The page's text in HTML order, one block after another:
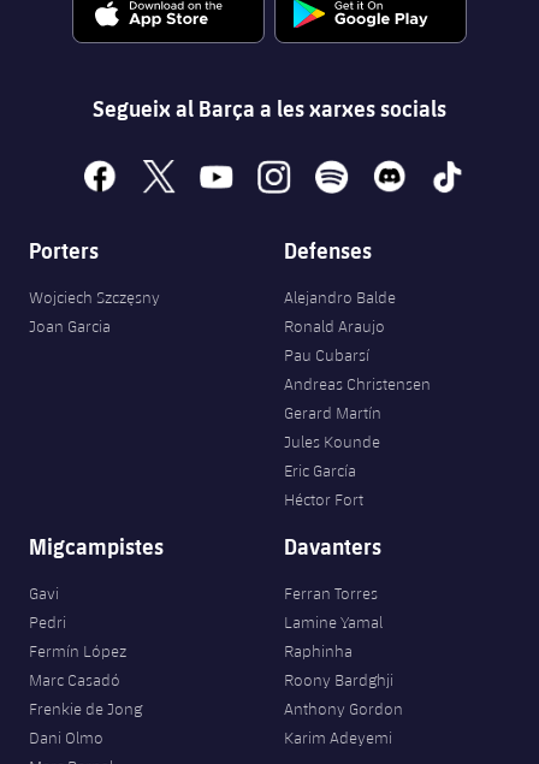
Segueix al Barça a les xarxes socials
facebook
x youtubeinstagramspotify discord tiktok
Porters
Wojciech Szczęsny
Joan Garcia
Defenses
Alejandro Balde
Ronald Araujo
Pau Cubarsí
Andreas Christensen
Gerard Martín
Jules Kounde
Eric García
Héctor Fort
Migcampistes
Gavi
Pedri
Fermín López
Marc Casadó
Frenkie de Jong
Dani Olmo
Davanters
Ferran Torres
Lamine Yamal
Raphinha
Roony Bardghji
Anthony Gordon
Karim Adeyemi